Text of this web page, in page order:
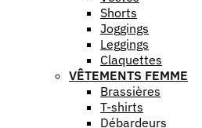
Shorts
Joggings
Leggings
Claquettes
VÊTEMENTS FEMME
Brassières
T-shirts
Débardeurs